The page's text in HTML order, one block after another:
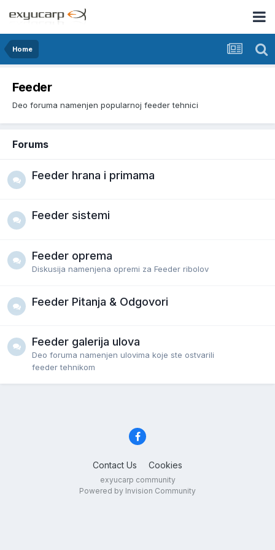
Home
Feeder
Deo foruma namenjen popularnoj feeder tehnici
Forums
Feeder hrana i primama
Feeder sistemi
Feeder oprema
Diskusija namenjena opremi za Feeder ribolov
Feeder Pitanja & Odgovori
Feeder galerija ulova
Deo foruma namenjen ulovima koje ste ostvarili
feeder tehnikom
Contact Us Cookies
exyucarp community
Powered by Invision Community